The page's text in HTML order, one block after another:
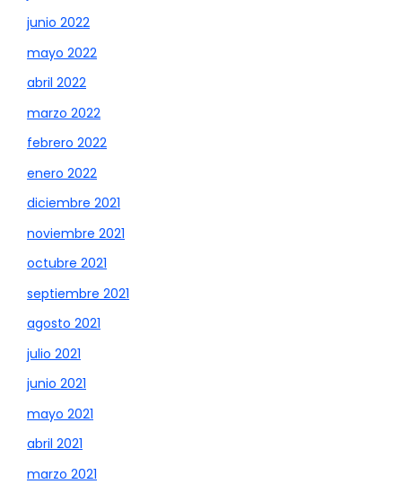
junio 2022
mayo 2022
abril 2022
marzo 2022
febrero 2022
enero 2022
diciembre 2021
noviembre 2021
octubre 2021
septiembre 2021
agosto 2021
julio 2021
junio 2021
mayo 2021
abril 2021
marzo 2021